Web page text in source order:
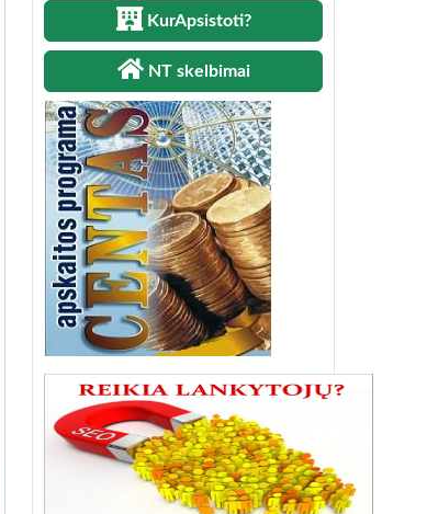
KurApsistoti?
NT skelbimai